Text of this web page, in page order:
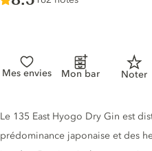
Mes envies Mon bar Noter
Description du gin
Le 135 East Hyogo Dry Gin est
prédominance japonaise et des